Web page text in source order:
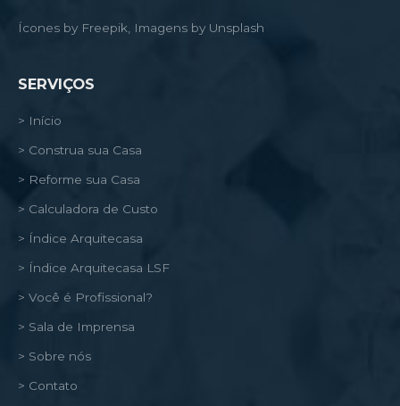
Ícones by Freepik, Imagens by Unsplash
SERVIÇOS
> Início
> Construa sua Casa
> Reforme sua Casa
> Calculadora de Custo
> Índice Arquitecasa
> Índice Arquitecasa LSF
> Você é Profissional?
> Sala de Imprensa
> Sobre nós
> Contato